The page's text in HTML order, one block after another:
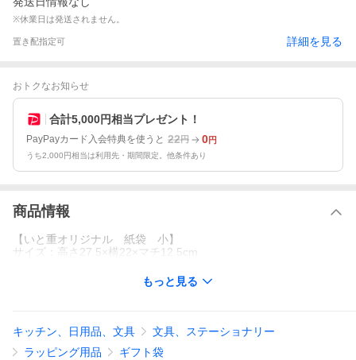
※休業日は発送されません。
置き配指定可 詳細を見る
おトクなお知らせ
合計5,000円相当プレゼント！
PayPayカード入会特典を使うと 22円 0円
うち2,000円相当は利用先・期間限定。他条件あり
商品情報
【いと重オリジナル 紙袋 小】
サイズ：高さ27.5×横22×マチ12.5cm
もっと見る
キッチン、日用品、文具
文具、ステーショナリー
ラッピング用品
ギフト袋